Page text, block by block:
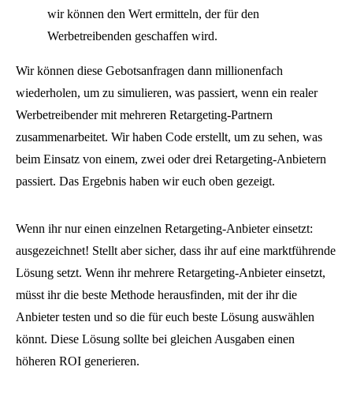
wir können den Wert ermitteln, der für den
Werbetreibenden geschaffen wird.
Wir können diese Gebotsanfragen dann millionenfach
wiederholen, um zu simulieren, was passiert, wenn ein realer
Werbetreibender mit mehreren Retargeting-Partnern
zusammenarbeitet. Wir haben Code erstellt, um zu sehen, was
beim Einsatz von einem, zwei oder drei Retargeting-Anbietern
passiert. Das Ergebnis haben wir euch oben gezeigt.
Wenn ihr nur einen einzelnen Retargeting-Anbieter einsetzt:
ausgezeichnet! Stellt aber sicher, dass ihr auf eine marktführende
Lösung setzt. Wenn ihr mehrere Retargeting-Anbieter einsetzt,
müsst ihr die beste Methode herausfinden, mit der ihr die
Anbieter testen und so die für euch beste Lösung auswählen
könnt. Diese Lösung sollte bei gleichen Ausgaben einen
höheren ROI generieren.